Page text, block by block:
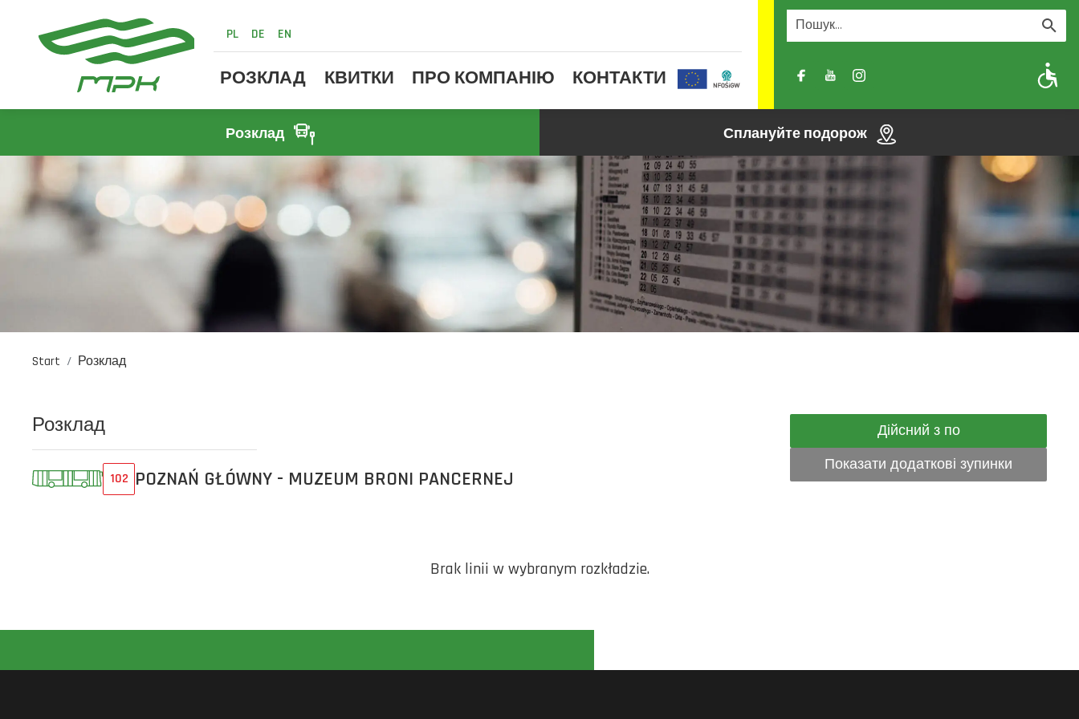
PL DE EN
РОЗКЛАД КВИТКИ ПРО КОМПАНІЮ КОНТАКТИ A- A A+
Розклад Сплануйте подорож
Start Розклад
Розклад
102 POZNAŃ GŁÓWNY - MUZEUM BRONI PANCERNEJ
Дійсний з по
Показати додаткові зупинки
Brak linii w wybranym rozkładzie.